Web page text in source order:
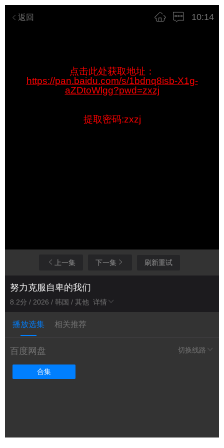
10:14
返回
点击此处获取地址：
https://pan.baidu.com/s/1bdnq8isb-X1g-
aZDtoWlgg?pwd=zxzj
提取密码:zxzj
上一集 下一集 刷新重试
努力克服自卑的我们
8.2分 / 2026 / 韩国 / 其他 详情
播放选集 相关推荐
切换线路
百度网盘
合集